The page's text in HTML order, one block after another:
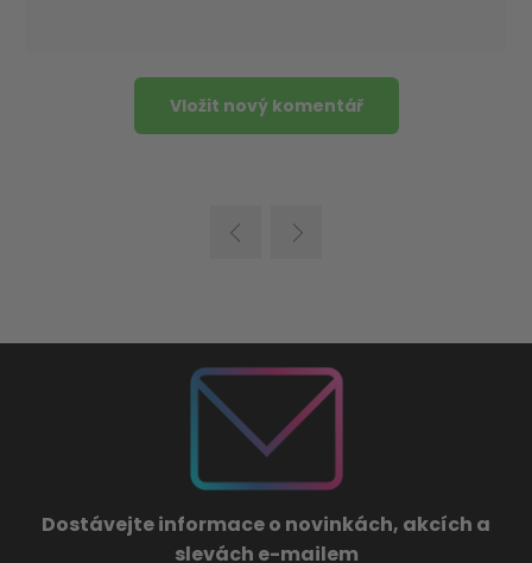
Dostávejte informace o novinkách, akcích a
slevách e-mailem